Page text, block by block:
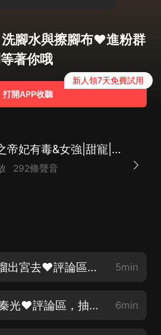
腳水與擦腳布♥進粉群
著你哦
打開APP收聽
新人領7天免費試用
傾君策之帝妃有毒&女強|甜寵|爆笑穿越|多播|萌寵|后宮
292條聲音
帝妃有毒 第1章 溜出宮去♥評論區，抽送9份1.8紅包 5min
帝妃有毒 第2章 秦光♥評論區，抽送9份1.8紅包 6min